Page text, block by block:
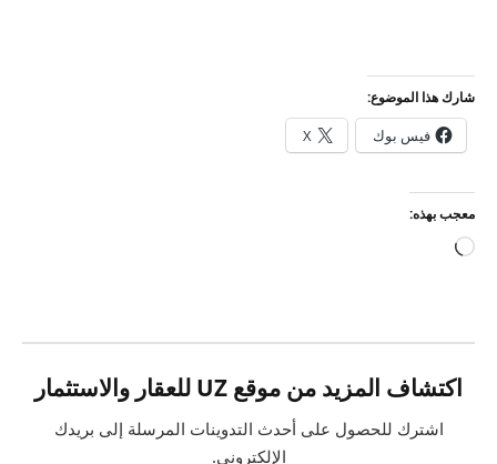
شارك هذا الموضوع:
فيس بوك X
معجب بهذه:
جاري
اكتشاف المزيد من موقع UZ للعقار والاستثمار
اشترك للحصول على أحدث التدوينات المرسلة إلى بريدك
الإلكتروني.